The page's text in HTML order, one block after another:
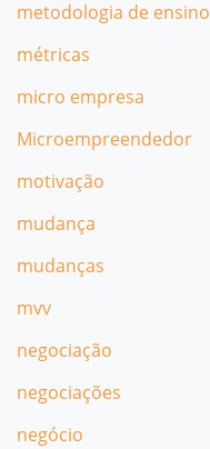
metodologia de ensino
métricas
micro empresa
Microempreendedor
motivação
mudança
mudanças
mvv
negociação
negociações
negócio